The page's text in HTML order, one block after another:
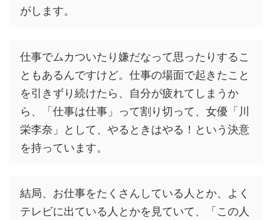
がします。
仕事でムカついたり嫌だなって思ったりするこ
ともあるんですけど。仕事の場面で起きたこと
を引きずり続けたら、自分が疲れてしまうか
ら、「仕事は仕事」って割り切って、女優「川
栄李奈」として、やるときはやる！という決意
を持っています。
結局、お仕事をたくさんしている人とか、よく
テレビに出ている人とかを見ていて、「この人